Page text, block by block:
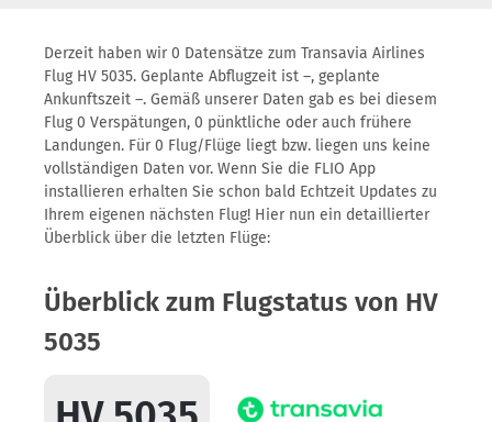
Derzeit haben wir 0 Datensätze zum Transavia Airlines
Flug HV 5035. Geplante Abflugzeit ist –, geplante
Ankunftszeit –. Gemäß unserer Daten gab es bei diesem
Flug 0 Verspätungen, 0 pünktliche oder auch frühere
Landungen. Für 0 Flug/Flüge liegt bzw. liegen uns keine
vollständigen Daten vor. Wenn Sie die FLIO App
installieren erhalten Sie schon bald Echtzeit Updates zu
Ihrem eigenen nächsten Flug! Hier nun ein detaillierter
Überblick über die letzten Flüge:
Überblick zum Flugstatus von HV
5035